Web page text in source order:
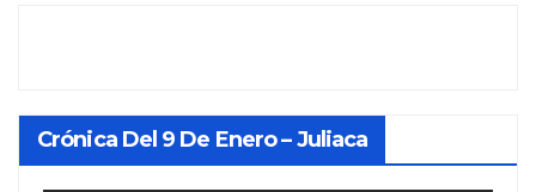
Crónica Del 9 De Enero – Juliaca